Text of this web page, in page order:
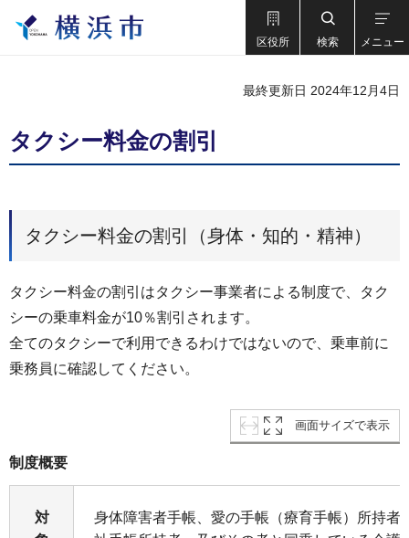
区役所 検索 メニュー
最終更新日 2024年12月4日
タクシー料金の割引
タクシー料金の割引（身体・知的・精神）
タクシー料金の割引はタクシー事業者による制度で、タク
シーの乗車料金が10％割引されます。
全てのタクシーで利用できるわけではないので、乗車前に
乗務員に確認してください。
画面サイズで表示
制度概要
対
身体障害者手帳、愛の手帳（療育手帳）所持者